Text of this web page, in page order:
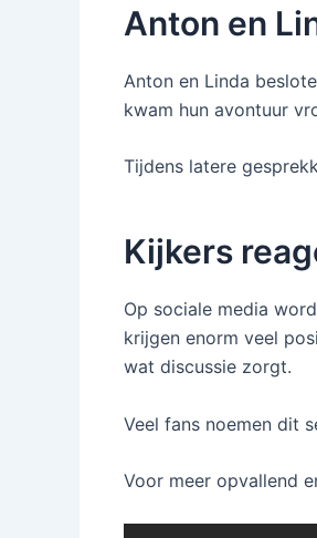
Anton en
Anton en Linda
kwam hun avontuur
Tijdens latere
Kijkers
Op sociale media
krijgen enorm veel
wat discussie zorgt.
Veel fans noemen dit
Voor meer opvallend